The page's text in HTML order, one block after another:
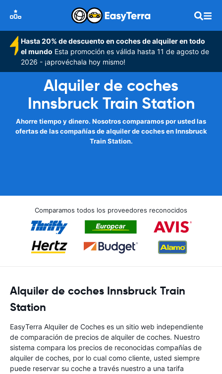
Hasta 20% de descuento en coches de alquiler en todo
el mundo Esta promoción es válida hasta 11 de agosto de
2026 - ¡aprovéchala hoy mismo!
Alquiler de coches
Innsbruck Train Station
Ahorre tiempo y dinero. Nosotros comparamos por usted las
ofertas de las compañías de alquiler de coches en Innsbruck
Train Station.
Comparamos todos los proveedores reconocidos
Alquiler de coches Innsbruck Train
Station
EasyTerra Alquiler de Coches es un sitio web independiente
de comparación de precios de alquiler de coches. Nuestro
sistema compara los precios de reconocidas compañías de
alquiler de coches, por lo cual como cliente, usted siempre
puede reservar su coche a través nuestro a una tarifa